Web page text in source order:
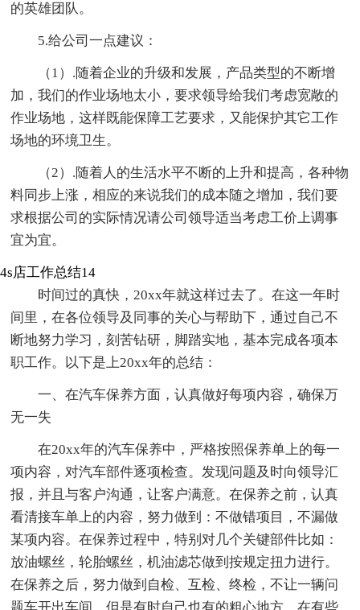
的英雄团队。
5.给公司一点建议：
（1）.随着企业的升级和发展，产品类型的不断增
加，我们的作业场地太小，要求领导给我们考虑宽敞的
作业场地，这样既能保障工艺要求，又能保护其它工作
场地的环境卫生。
（2）.随着人的生活水平不断的上升和提高，各种物
料同步上涨，相应的来说我们的成本随之增加，我们要
求根据公司的实际情况请公司领导适当考虑工价上调事
宜为宜。
4s店工作总结14
时间过的真快，20xx年就这样过去了。在这一年时
间里，在各位领导及同事的关心与帮助下，通过自己不
断地努力学习，刻苦钻研，脚踏实地，基本完成各项本
职工作。以下是上20xx年的总结：
一、在汽车保养方面，认真做好每项内容，确保万
无一失
在20xx年的汽车保养中，严格按照保养单上的每一
项内容，对汽车部件逐项检查。发现问题及时向领导汇
报，并且与客户沟通，让客户满意。在保养之前，认真
看清接车单上的内容，努力做到：不做错项目，不漏做
某项内容。在保养过程中，特别对几个关键部件比如：
放油螺丝，轮胎螺丝，机油滤芯做到按规定扭力进行。
在保养之后，努力做到自检、互检、终检，不让一辆问